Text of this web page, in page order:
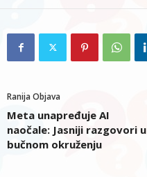
Ranija Objava
Meta unapređuje AI
naočale: Jasniji razgovori u
bučnom okruženju